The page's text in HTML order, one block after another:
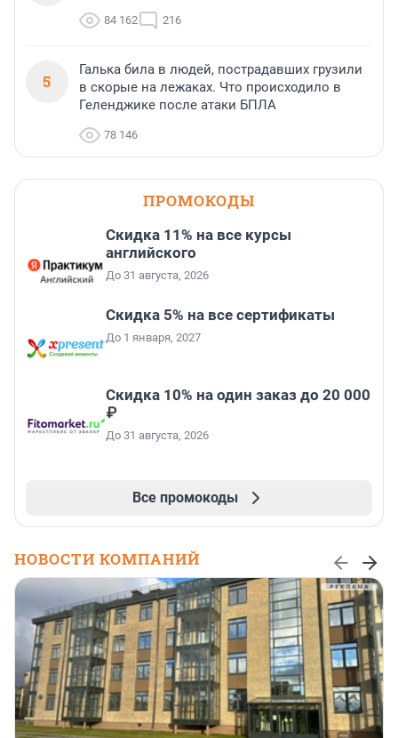
84 162 216
5
Галька била в людей, пострадавших грузили
в скорые на лежаках. Что происходило в
Геленджике после атаки БПЛА
78 146
ПРОМОКОДЫ
Скидка 11% на все курсы
английского
До 31 августа, 2026
Скидка 5% на все сертификаты
До 1 января, 2027
Скидка 10% на один заказ до 20 000
₽
До 31 августа, 2026
Все промокоды
НОВОСТИ КОМПАНИЙ